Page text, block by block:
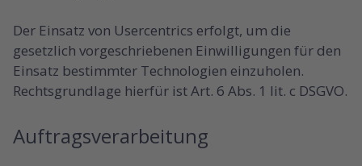
Der Einsatz von Usercentrics erfolgt, um die
gesetzlich vorgeschriebenen Einwilligungen für den
Einsatz bestimmter Technologien einzuholen.
Rechtsgrundlage hierfür ist Art. 6 Abs. 1 lit. c DSGVO.
Auftragsverarbeitung